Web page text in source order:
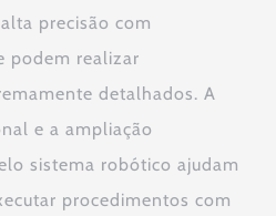
precisão com
podem realizar
detalhados. A
e a ampliação
sistema robótico ajudam
procedimentos com